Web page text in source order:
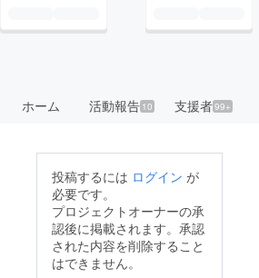
ホーム 活動報告10 支援者99+
投稿するには ログイン が
必要です。
プロジェクトオーナーの承
認後に掲載されます。承認
された内容を削除すること
はできません。